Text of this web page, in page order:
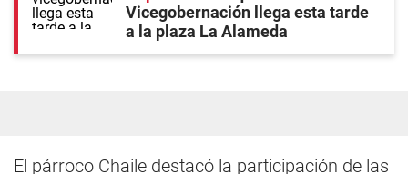
Vicegobernación llega esta tarde
a la plaza La Alameda
El párroco Chaile destacó la participación de las